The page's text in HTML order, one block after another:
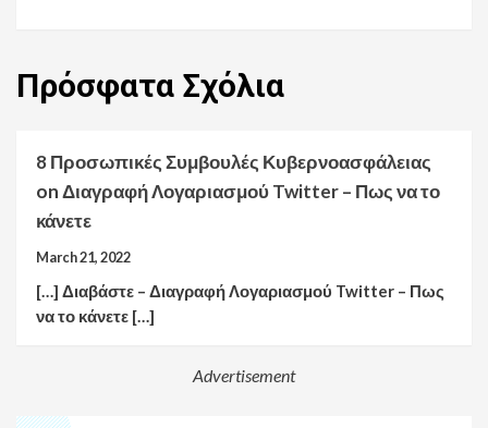
Πρόσφατα Σχόλια
8 Προσωπικές Συμβουλές Κυβερνοασφάλειας
onΔιαγραφή Λογαριασμού Twitter – Πως να το
κάνετε
March 21, 2022
[…] Διαβάστε – Διαγραφή Λογαριασμού Twitter – Πως
να το κάνετε […]
Advertisement